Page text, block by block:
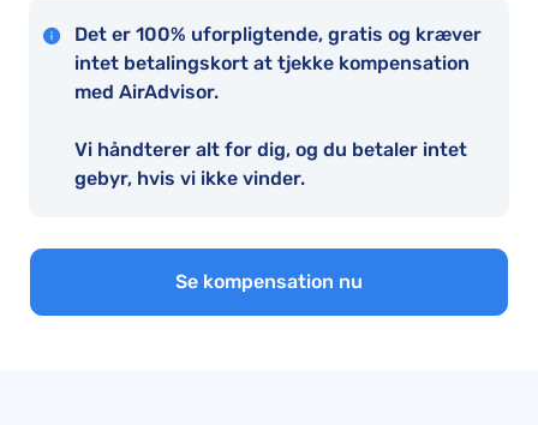
Det er 100% uforpligtende, gratis og kræver
intet betalingskort at tjekke kompensation
med AirAdvisor.
Vi håndterer alt for dig, og du betaler intet
gebyr, hvis vi ikke vinder.
Se kompensation nu